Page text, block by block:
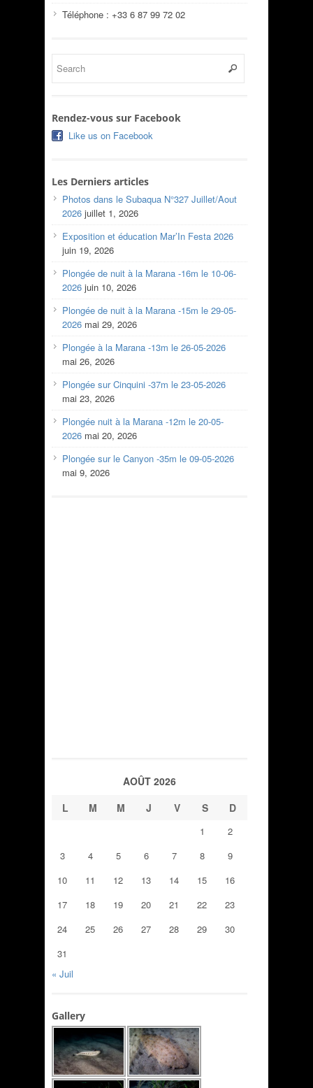
Téléphone : +33 6 87 99 72 02
Rendez-vous sur Facebook
Like us on Facebook
Les Derniers articles
Photos dans le Subaqua N°327 Juillet/Aout
2026 juillet 1, 2026
Exposition et éducation Mar’In Festa 2026
juin 19, 2026
Plongée de nuit à la Marana -16m le 10-06-
2026 juin 10, 2026
Plongée de nuit à la Marana -15m le 29-05-
2026 mai 29, 2026
Plongée à la Marana -13m le 26-05-2026
mai 26, 2026
Plongée sur Cinquini -37m le 23-05-2026
mai 23, 2026
Plongée nuit à la Marana -12m le 20-05-
2026 mai 20, 2026
Plongée sur le Canyon -35m le 09-05-2026
mai 9, 2026
AOÛT 2026
L
M M J V S D
1
2
3
4 5 6 7 8
9
10
11 12 13 14 15
16
17
18 19 20 21 22
23
24
25 26 27 28 29
30
31
« Juil
Gallery